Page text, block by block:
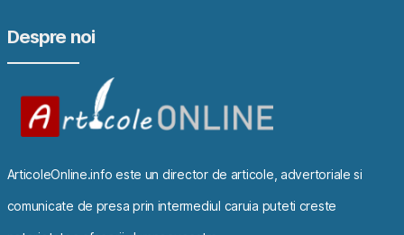
Despre noi
ArticoleOnline.info este un director de articole, advertoriale si
comunicate de presa prin intermediul caruia puteti creste